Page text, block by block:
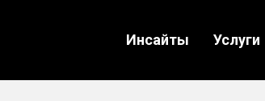
Инсайты Услуги